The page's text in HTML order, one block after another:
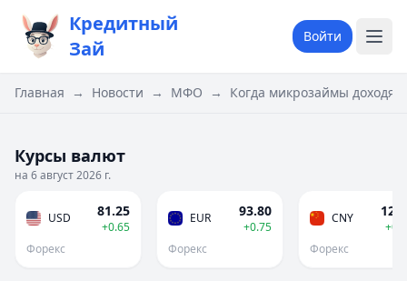
Кредитный
Зай
Войти
Главная → Новости → МФО → Когда микрозаймы
Курсы валют
на 6 август 2026 г.
USD 81.25
+0.65
Форекс
EUR 93.80
+0.75
Форекс
CNY
Форекс